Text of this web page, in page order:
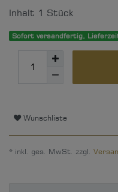
Inhalt 1 Stück
Sofort versandfertig,
Wunschliste
* inkl. ges. MwSt. zzgl.